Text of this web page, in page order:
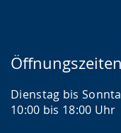
Öffnungszeiten
Dienstag bis
10:00 bis 18:00 Uhr